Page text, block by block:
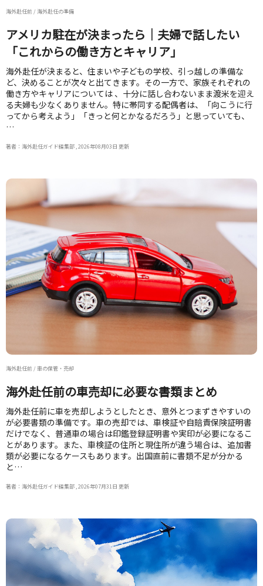
海外赴任前 / 海外赴任の準備
アメリカ駐在が決まったら｜夫婦で話したい
「これからの働き方とキャリア」
海外赴任が決まると、住まいや子どもの学校、引っ越しの準備な
ど、決めることが次々と出てきます。その一方で、家族それぞれの
働き方やキャリアについては 、十分に話し合わないまま渡米を迎え
る夫婦も少なくありません。特に帯同する配偶者は、「向こうに行
ってから考えよう」「きっと何とかなるだろう」と思っていても、
…
著者：海外赴任ガイド編集部 , 2026年08月03日 更新
海外赴任前 / 車の保管・売却
海外赴任前の車売却に必要な書類まとめ
海外赴任前に車を売却しようとしたとき、意外とつまずきやすいの
が必要書類の準備です。車の売却では、車検証や自賠責保険証明書
だけでなく、普通車の場合は印鑑登録証明書や実印が必要になるこ
とがあります。また、車検証の住所と現住所が違う場合は、追加書
類が必要になるケースもあります。出国直前に書類不足が分かる
と…
著者：海外赴任ガイド編集部 , 2026年07月31日 更新